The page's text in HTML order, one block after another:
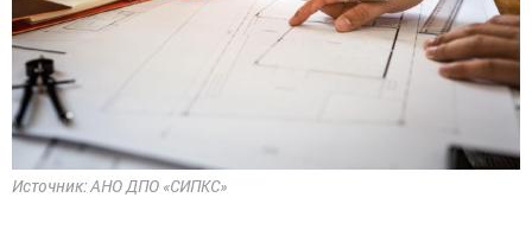
Источник: АНО ДПО «СИПКС»